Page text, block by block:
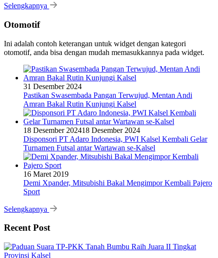
Selengkapnya
Otomotif
Ini adalah contoh keterangan untuk widget dengan kategori
otomotif, anda bisa dengan mudah memasukkannya pada widget.
31 Desember 2024
Pastikan Swasembada Pangan Terwujud, Mentan Andi
Amran Bakal Rutin Kunjungi Kalsel
18 Desember 202418 Desember 2024
Disponsori PT Adaro Indonesia, PWI Kalsel Kembali Gelar
Turnamen Futsal antar Wartawan se-Kalsel
16 Maret 2019
Demi Xpander, Mitsubishi Bakal Mengimpor Kembali Pajero
Sport
Selengkapnya
Recent Post